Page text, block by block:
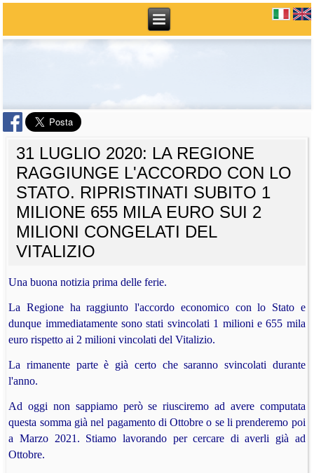
31 LUGLIO 2020: LA REGIONE
RAGGIUNGE L'ACCORDO CON LO
STATO. RIPRISTINATI SUBITO 1
MILIONE 655 MILA EURO SUI 2
MILIONI CONGELATI DEL
VITALIZIO
Una buona notizia prima delle ferie.
La Regione ha raggiunto l'accordo economico con lo Stato e
dunque immediatamente sono stati svincolati 1 milioni e 655 mila
euro rispetto ai 2 milioni vincolati del Vitalizio.
La rimanente parte è già certo che saranno svincolati durante
l'anno.
Ad oggi non sappiamo però se riusciremo ad avere computata
questa somma già nel pagamento di Ottobre o se li prenderemo poi
a Marzo 2021. Stiamo lavorando per cercare di averli già ad
Ottobre.